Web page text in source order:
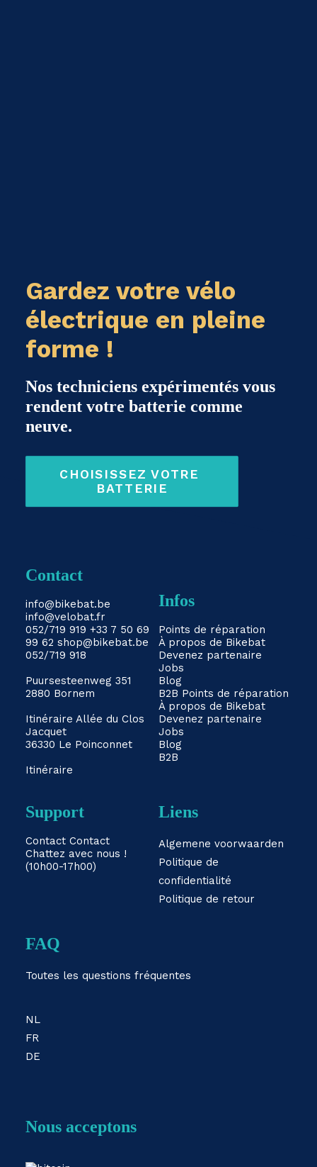
Gardez votre vélo
électrique en pleine
forme !
Nos techniciens expérimentés vous
rendent votre batterie comme
neuve.
CHOISISSEZ VOTRE
BATTERIE
Contact
info@bikebat.be
info@velobat.fr
052/719 919 +33 7 50 69
99 62 shop@bikebat.be
052/719 918
Puursesteenweg 351
2880 Bornem
Itinéraire Allée du Clos
Jacquet
36330 Le Poinconnet
Itinéraire
Infos
Points de réparation
À propos de Bikebat
Devenez partenaire
Jobs
Blog
B2B Points de réparation
À propos de Bikebat
Devenez partenaire
Jobs
Blog
B2B
Support
Contact Contact
Chattez avec nous !
(10h00-17h00)
Liens
Algemene voorwaarden
Politique de
confidentialité
Politique de retour
FAQ
Toutes les questions fréquentes
NL
FR
DE
Nous acceptons